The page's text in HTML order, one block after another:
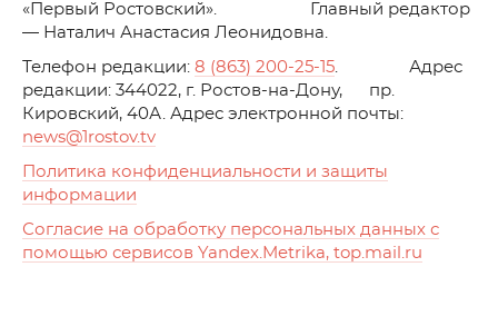
«Первый Ростовский». Главный редактор
— Наталич Анастасия Леонидовна.
Телефон редакции: 8 (863) 200-25-15. Адрес
редакции: 344022, г. Ростов-на-Дону, пр.
Кировский, 40А. Адрес электронной почты:
news@1rostov.tv
Политика конфиденциальности и защиты
информации
Согласие на обработку персональных данных с
помощью сервисов Yandex.Metrika, top.mail.ru